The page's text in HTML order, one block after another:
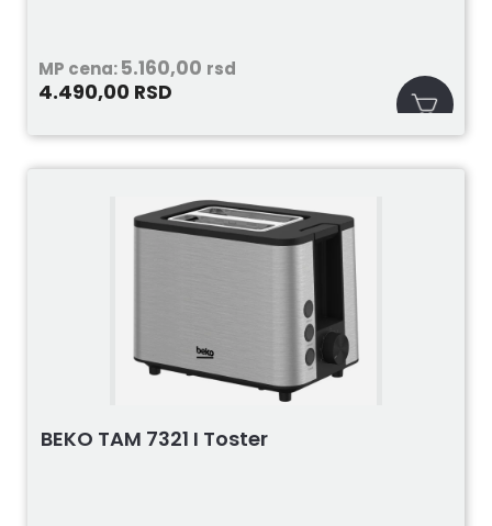
MP cena:5.160,00 rsd
4.490,00 RSD
BEKO TAM 7321 I Toster